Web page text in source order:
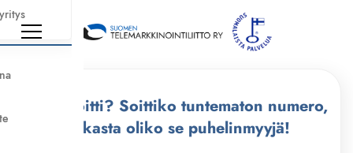
Kuka soitti? Soittiko tuntematon numero,
tarkasta oliko se puhelinmyyjä!